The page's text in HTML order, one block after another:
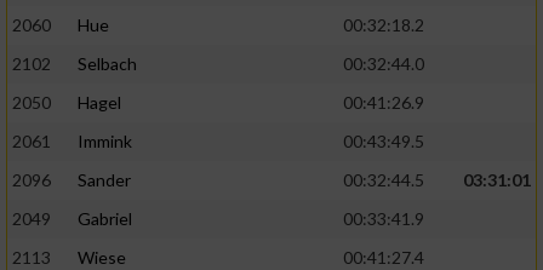
2060
Hue
00:32:18.2
2102
Selbach
00:32:44.0
2050
Hagel
00:41:26.9
2061
Immink
00:43:49.5
2096
Sander 00:32:44.5
03:31:01
2049
Gabriel
00:33:41.9
2113
Wiese
00:41:27.4